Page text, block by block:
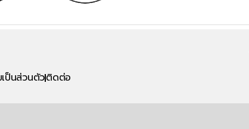
ป็นส่วนตัวติดต่อ